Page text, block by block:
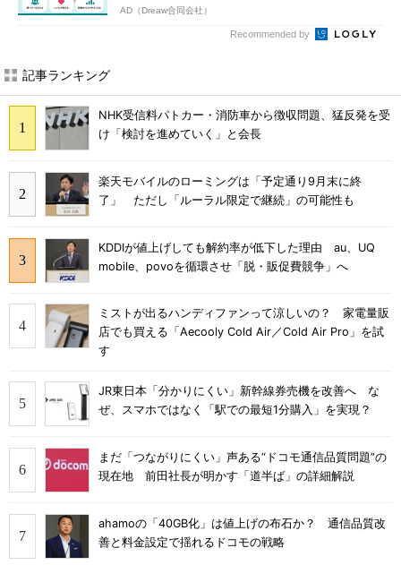
AD（Dreaw合同会社）
Recommended by
記事ランキング
NHK受信料パトカー・消防車から徴収問題、猛反発を受
け「検討を進めていく」と会長
楽天モバイルのローミングは「予定通り9月末に終
了」 ただし「ルーラル限定で継続」の可能性も
KDDIが値上げしても解約率が低下した理由 au、UQ
mobile、povoを循環させ「脱・販促費競争」へ
ミストが出るハンディファンって涼しいの？ 家電量販
店でも買える「Aecooly Cold Air／Cold Air Pro」を試
す
JR東日本「分かりにくい」新幹線券売機を改善へ な
ぜ、スマホではなく「駅での最短1分購入」を実現？
まだ「つながりにくい」声ある“ドコモ通信品質問題”の
現在地 前田社長が明かす「道半ば」の詳細解説
ahamoの「40GB化」は値上げの布石か？ 通信品質改
善と料金設定で揺れるドコモの戦略